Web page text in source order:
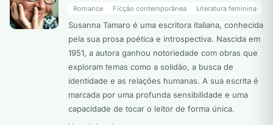
Romance Ficção contemporânea Literatura feminina
Susanna Tamaro é uma escritora italiana, conhecida
pela sua prosa poética e introspectiva. Nascida em
1951, a autora ganhou notoriedade com obras que
exploram temas como a solidão, a busca de
identidade e as relações humanas. A sua escrita é
marcada por uma profunda sensibilidade e uma
capacidade de tocar o leitor de forma única.